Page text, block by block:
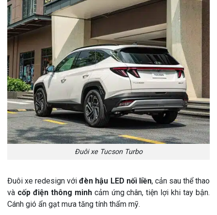
Đuôi xe Tucson Turbo
Đuôi xe redesign vớiđèn hậu LED nối liền, cản sau thể thao
và cốp điện thông minhcảm ứng chân, tiện lợi khi tay bận.
Cánh gió ẩn gạt mưa tăng tính thẩm mỹ.